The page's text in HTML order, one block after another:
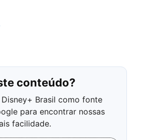
conteúdo?
Brasil como fonte
para encontrar nossas
facilidade.